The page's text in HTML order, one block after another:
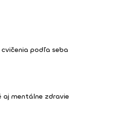
podľa seba
mentálne zdravie